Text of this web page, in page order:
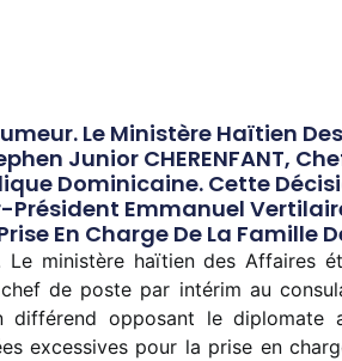
Le Ministère Haïtien
Junior CHERENFANT,
Dominicaine. Cette
Emmanuel
En Charge De La Famille
Le ministère haïtien des Affaires
de poste par intérim au
opposant le diplomate
excessives pour la prise en